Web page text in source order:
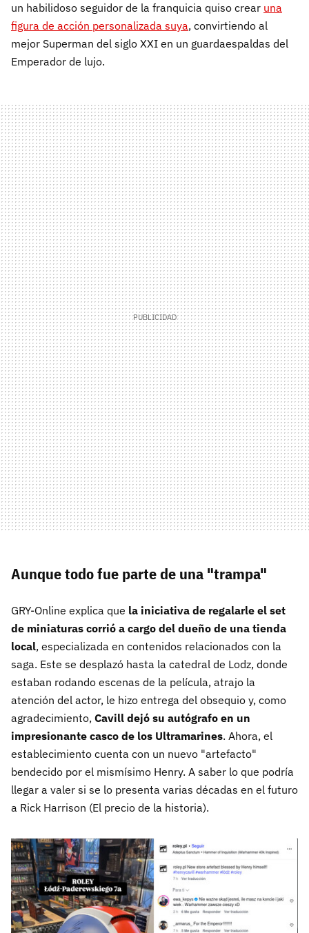
un habilidoso seguidor de la franquicia quiso crear una
figura de acción personalizada suya, convirtiendo al
mejor Superman del siglo XXI en un guardaespaldas del
Emperador de lujo.
Aunque todo fue parte de una "trampa"
GRY-Online explica que la iniciativa de regalarle el set
de miniaturas corrió a cargo del dueño de una tienda
local, especializada en contenidos relacionados con la
saga. Este se desplazó hasta la catedral de Lodz, donde
estaban rodando escenas de la película, atrajo la
atención del actor, le hizo entrega del obsequio y, como
agradecimiento, Cavill dejó su autógrafo en un
impresionante casco de los Ultramarines. Ahora, el
establecimiento cuenta con un nuevo "artefacto"
bendecido por el mismísimo Henry. A saber lo que podría
llegar a valer si se lo presenta varias décadas en el futuro
a Rick Harrison (El precio de la historia).